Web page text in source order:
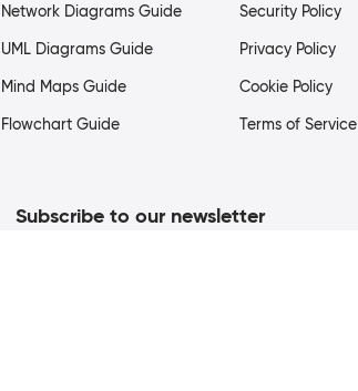
Network Diagrams Guide
UML Diagrams Guide
Mind Maps Guide
Flowchart Guide
Security Policy
Privacy Policy
Cookie Policy
Terms of Service
Subscribe to our newsletter